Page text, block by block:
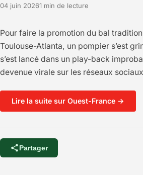
04 juin 20261 min de lecture
Pour faire la promotion du bal
Toulouse-Atlanta, un pompier s’est
s’est lancé dans un play-back
devenue virale sur les réseaux
Lire la suite sur Ouest-France →
Partager